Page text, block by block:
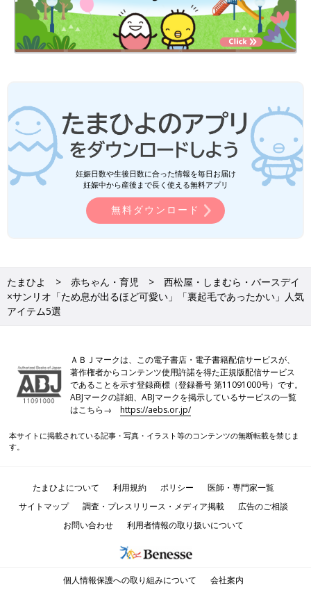
妊娠日数や生後日数に合った情報を毎日お届け
妊娠中から産後まで長く使える無料アプリ
無料ダウンロード
たまひよ 赤ちゃん・育児
西松屋・しまむら・バースデイ
×サンリオ「ため息が出るほど可愛い」「裏起毛であったかい」人気
アイテム5選
ＡＢＪマークは、この電子書店・電子書籍配信サービスが、
著作権者からコンテンツ使用許諾を得た正規版配信サービス
であることを示す登録商標（登録番号 第11091000号）です。
ABJマークの詳細、ABJマークを掲示しているサービスの一覧
はこちら→https://aebs.or.jp/
本サイトに掲載されている記事・写真・イラスト等のコンテンツの無断転載を禁じま
す。
たまひよについて 利用規約 ポリシー
医師・専門家一覧
サイトマップ
調査・プレスリリース・メディア掲載
広告のご相談
お問い合わせ
利用者情報の取り扱いについて
個人情報保護への取り組みについて 会社案内